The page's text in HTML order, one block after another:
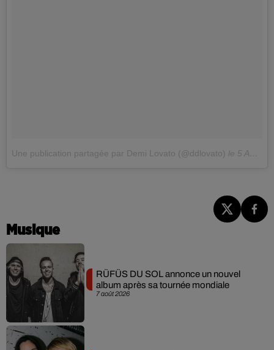
Une publication partagée par Demi Lovato (@ddlovato) le 5 Août 2018 à 1 :53 PDT
Musique
7 août 2026
RÜFÜS DU SOL annonce un nouvel
album après sa tournée mondiale